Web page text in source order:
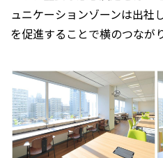
ュニケーションゾーンは出社
を促進することで横のつなが